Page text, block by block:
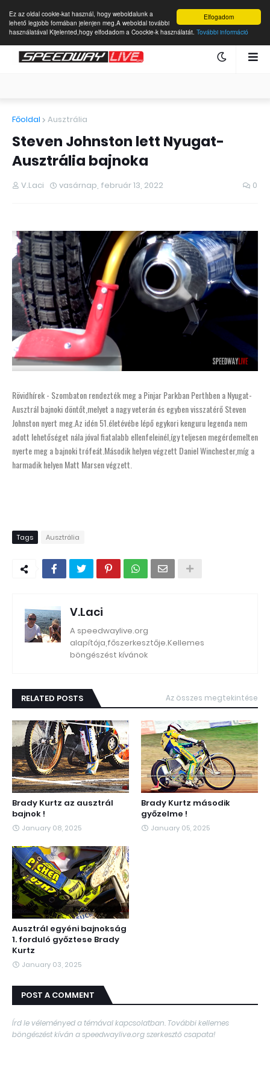
Elfogadom
Ez az oldal cookie-kat használ, hogy weboldalunk a
lehető legjobb formában jelenjen meg.A weboldal további
használatával Kijelented,hogy elfodadom a Coockie-k használatát. További információ
Főoldal Ausztrália
Steven Johnston lett Nyugat-
Ausztrália bajnoka
V.Laci vasárnap, február 13, 2022 0
Rövidhírek - Szombaton rendezték meg a Pinjar Parkban Perthben a Nyugat-
Ausztrál bajnoki döntőt,melyet a nagy veterán és egyben visszatérő Steven
Johnston nyert meg.Az idén 51.életévébe lépő egykori kenguru legenda nem
adott lehetőséget nála jóval fiatalabb ellenfeleinél,így teljesen megérdemelten
nyerte meg a bajnoki trófeát.Második helyen végzett Daniel Winchester,míg a
harmadik helyen Matt Marsen végzett.
Tags Ausztrália
V.Laci
A speedwaylive.org
alapítója,főszerkesztője.Kellemes
böngészést kívánok
RELATED POSTS Az összes megtekintése
Brady Kurtz az ausztrál
bajnok !
January 08, 2025
Brady Kurtz második
győzelme !
January 05, 2025
Ausztrál egyéni bajnokság
1. forduló győztese Brady
Kurtz
January 03, 2025
POST A COMMENT
Írd le véleményed a témával kapcsolatban. További kellemes
böngészést kíván a speedwaylive.org szerkesztő csapata!